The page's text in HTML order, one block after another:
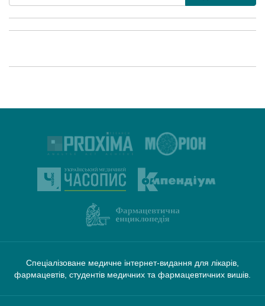
Спеціалізоване медичне інтернет-видання для лікарів,
фармацевтів, студентів медичних та фармацевтичних вишів.